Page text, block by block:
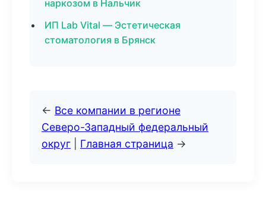
наркозом в Нальчик
ИП Lab Vital — Эстетическая
стоматология в Брянск
← Все компании в регионе
Северо-Западный федеральный
округ
Главная страница →